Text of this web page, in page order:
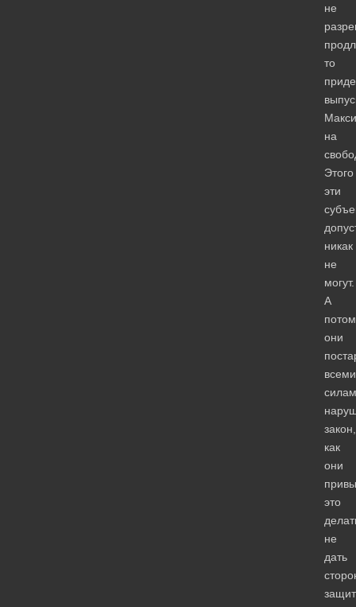
не
то
на
Этого
эти
никак
не
могут.
А
они
всеми
закон,
как
они
это
не
дать